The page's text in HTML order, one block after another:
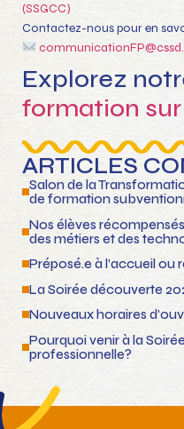
ARTICLES
Salon de la
de formation
Nos élèves
des métiers et des
Préposé.e à l’accueil ou
La Soirée découverte
Nouveaux horaires
Pourquoi venir à la
professionnelle?
(SSGCC)
Contactez-nous pour en
Explorez
formation